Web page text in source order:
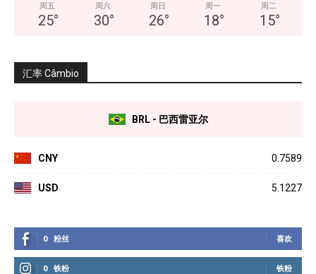
周五
25°
周六
30°
周日
26°
周一
18°
周二
15°
汇率 Câmbio
BRL - 巴西雷亚尔
CNY 0.7589
USD 5.1227
0 粉丝 喜欢
0 铁粉 铁粉